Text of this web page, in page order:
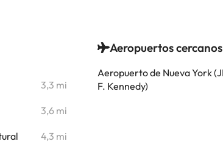
3,3 mi
3,6 mi
4,3 mi
Aeropuertos cercanos
Aeropuerto de Nueva York (JFK - John
F. Kennedy)